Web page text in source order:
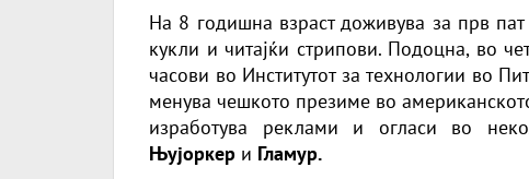
На 8 годишна взраст доживува за прв
кукли и читајќи стрипови. Подоцна, во
часови во Институтот за технологии во
менува чешкото презиме во
изработува реклами и огласи во
Њујоркер и Гламур.